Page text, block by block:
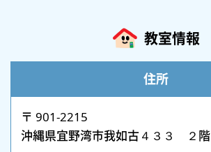
教室情報
住所
〒 901-2215
沖縄県宜野湾市我如古４３３ ２階